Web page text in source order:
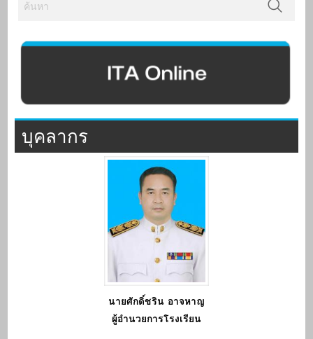
บุคลากร
นายศักดิ์ชริน อาจหาญ
ผู้อำนวยการโรงเรียน